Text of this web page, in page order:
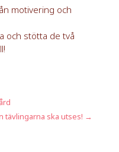
motivering och
och stötta de två
tävlingarna ska utses! →